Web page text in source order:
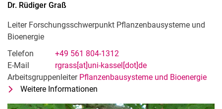
Dr. Rüdiger Graß
Leiter Forschungsschwerpunkt Pflan­zen­bau­sys­te­me und
Bio­en­er­gie
Telefon
+49 561 804-1312
E-Mail
rgrass[at]uni-kassel[dot]de
Arbeitsgruppenleiter Pflanzenbausysteme und Bioenergie
Weitere Informationen